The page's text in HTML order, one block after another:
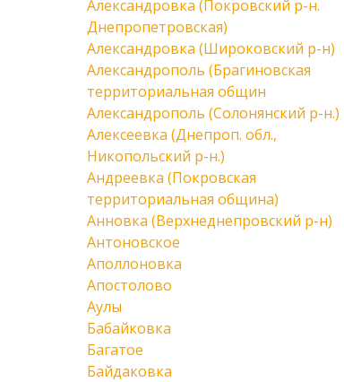
Александровка (Покровский р-н.
Днепропетровская)
Александровка (Широковский р-н)
Александрополь (Брагиновская
территориальная общин
Александрополь (Солонянский р-н.)
Алексеевка (Днепроп. обл.,
Никопольский р-н.)
Андреевка (Покровская
территориальная община)
Анновка (Верхнеднепровский р-н)
Антоновское
Аполлоновка
Апостолово
Аулы
Бабайковка
Багатое
Байдаковка